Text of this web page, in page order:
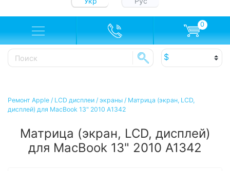
0
Ремонт Apple / LCD дисплеи / экраны / Матрица (экран, LCD,
дисплей) для MacBook 13" 2010 A1342
Матрица (экран, LCD, дисплей)
для MacBook 13" 2010 A1342